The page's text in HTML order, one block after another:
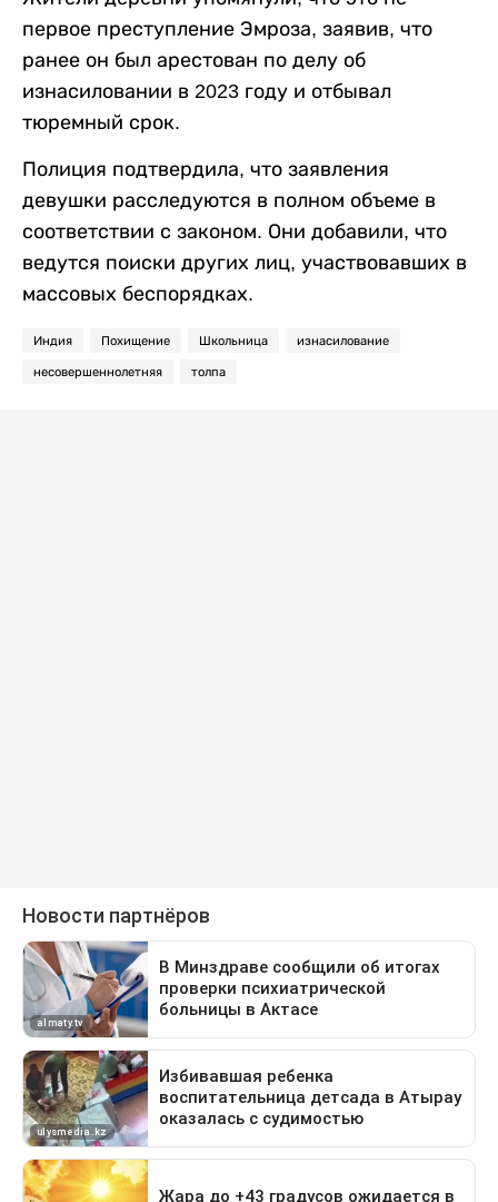
первое преступление Эмроза, заявив, что
ранее он был арестован по делу об
изнасиловании в 2023 году и отбывал
тюремный срок.
Полиция подтвердила, что заявления
девушки расследуются в полном объеме в
соответствии с законом. Они добавили, что
ведутся поиски других лиц, участвовавших в
массовых беспорядках.
Индия Похищение Школьница изнасилование
несовершеннолетняя толпа